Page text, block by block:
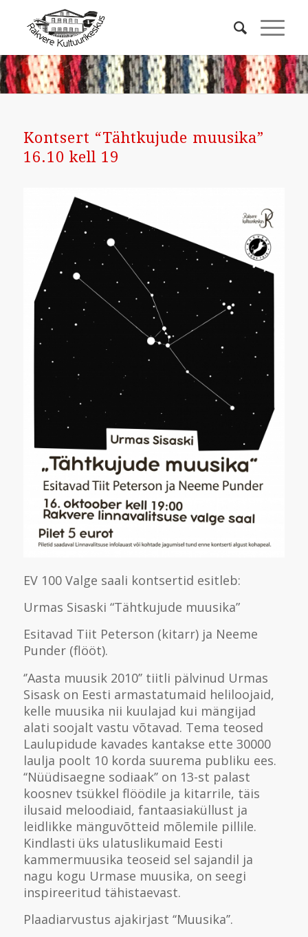
Kontsert “Tähtkujude muusika”
16.10 kell 19
EV 100 Valge saali kontsertid esitleb:
Urmas Sisaski “Tähtkujude muusika”
Esitavad Tiit Peterson (kitarr) ja Neeme
Punder (flööt).
‘’Aasta muusik 2010’’ tiitli pälvinud Urmas
Sisask on Eesti armastatumaid heliloojaid,
kelle muusika nii kuulajad kui mängijad
alati soojalt vastu võtavad. Tema teosed
Laulupidude kavades kantakse ette 30000
laulja poolt 10 korda suurema publiku ees.
‘‘Nüüdisaegne sodiaak’’ on 13-st palast
koosnev tsükkel flöödile ja kitarrile, täis
ilusaid meloodiaid, fantaasiaküllust ja
leidlikke mänguvõtteid mõlemile pillile.
Kindlasti üks ulatuslikumaid Eesti
kammermuusika teoseid sel sajandil ja
nagu kogu Urmase muusika, on seegi
inspireeritud tähistaevast.
Plaadiarvustus ajakirjast ‘‘Muusika’’.